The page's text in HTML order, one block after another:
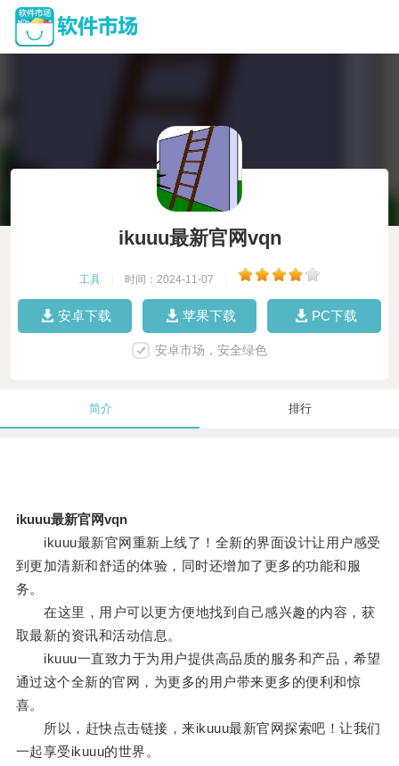
ikuuu最新官网vqn
工具 时间：2024-11-07
安卓下载 苹果下载 PC下载
安卓市场，安全绿色
简介 排行
ikuuu最新官网vqn
ikuuu最新官网重新上线了！全新的界面设计让用户感受
到更加清新和舒适的体验，同时还增加了更多的功能和服
务。
在这里，用户可以更方便地找到自己感兴趣的内容，获
取最新的资讯和活动信息。
ikuuu一直致力于为用户提供高品质的服务和产品，希望
通过这个全新的官网，为更多的用户带来更多的便利和惊
喜。
所以，赶快点击链接，来ikuuu最新官网探索吧！让我们
一起享受ikuuu的世界。